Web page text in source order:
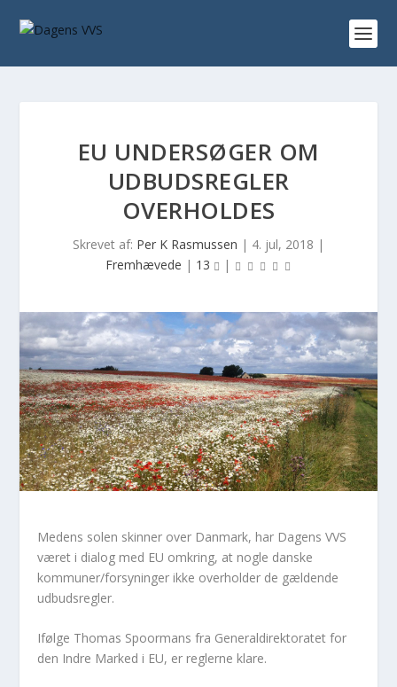
EU UNDERSØGER OM
UDBUDSREGLER
OVERHOLDES
Skrevet af: Per K Rasmussen | 4. jul, 2018 |
Fremhævede | 13 |
Medens solen skinner over Danmark, har Dagens VVS
været i dialog med EU omkring, at nogle danske
kommuner/forsyninger ikke overholder de gældende
udbudsregler.
Ifølge Thomas Spoormans fra Generaldirektoratet for
den Indre Marked i EU, er reglerne klare.